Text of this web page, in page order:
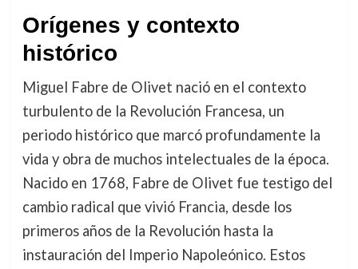
Orígenes y contexto
histórico
Miguel Fabre de Olivet nació en el contexto
turbulento de la Revolución Francesa, un
periodo histórico que marcó profundamente la
vida y obra de muchos intelectuales de la época.
Nacido en 1768, Fabre de Olivet fue testigo del
cambio radical que vivió Francia, desde los
primeros años de la Revolución hasta la
instauración del Imperio Napoleónico. Estos